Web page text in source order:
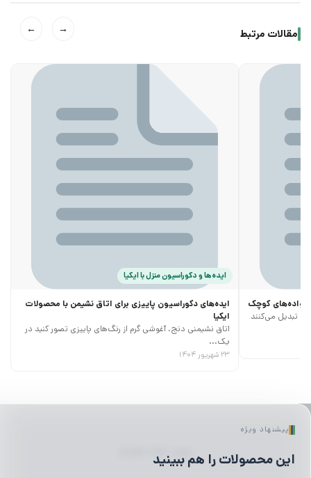
مقالات مرتبط →
←
کوچک
تبدیل می‌کنند
ایده‌ها و دکوراسیون منزل با ایکیا
ایده‌های دکوراسیون پاییزی برای اتاق نشیمن با محصولات
ایکیا
اتاق نشیمنی دنج، آغوشی گرم از رنگ‌های پاییزی تصور کنید در
یک...
۲۳ شهریور ۱۴۰۴
پیشنهاد ویژه
این محصولات را هم ببینید